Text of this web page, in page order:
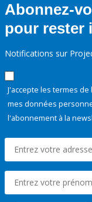
Abonnez-
pour rester
Notifications sur
J'accepte les termes de
mes données
l'abonnement à la